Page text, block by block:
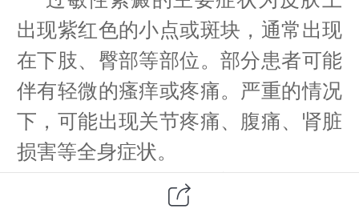
出现紫红色的小点或斑块，通常出现
在下肢、臀部等部位。部分患者可能
伴有轻微的瘙痒或疼痛。严重的情况
下，可能出现关节疼痛、腹痛、肾脏
损害等全身症状。
过敏性紫癜的诊断主要依据患者
的病史、临床表现及实验室检查。医